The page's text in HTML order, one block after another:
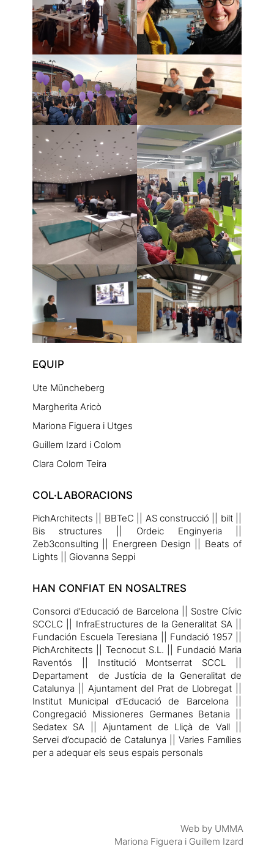
EQUIP
Ute Müncheberg
Margherita Aricò
Mariona Figuera i Utges
Guillem Izard i Colom
Clara Colom Teira
COL·LABORACIONS
PichArchitects || BBTeC || AS construcció || bilt ||
Bis structures || Ordeic Enginyeria ||
Zeb3consulting || Energreen Design || Beats of
Lights || Giovanna Seppi
HAN CONFIAT EN NOSALTRES
Consorci d’Educació de Barcelona || Sostre Cívic
SCCLC || InfraEstructures de la Generalitat SA ||
Fundación Escuela Teresiana || Fundació 1957 ||
PichArchitects || Tecnocut S.L. || Fundació Maria
Raventós || Institució Montserrat SCCL ||
Departament de Justícia de la Generalitat de
Catalunya || Ajuntament del Prat de Llobregat ||
Institut Municipal d’Educació de Barcelona ||
Congregació Missioneres Germanes Betania ||
Sedatex SA || Ajuntament de Lliçà de Vall ||
Servei d’ocupació de Catalunya || Varies Famílies
per a adequar els seus espais personals
Web by UMMA
Mariona Figuera i Guillem Izard